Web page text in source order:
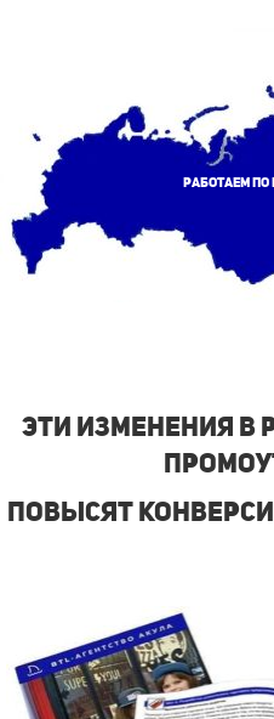
Работаем по
Эти изменения в
повысят